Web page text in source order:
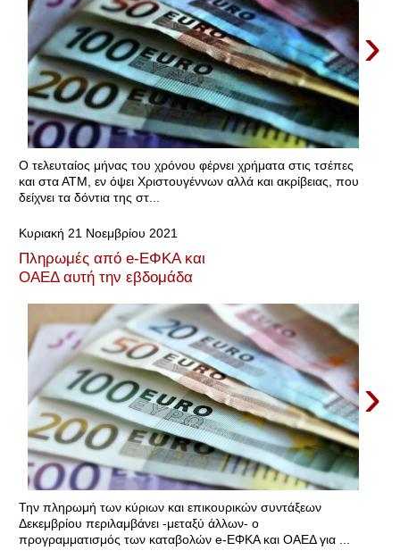
›
Ο τελευταίος μήνας του χρόνου φέρνει χρήματα στις τσέπες
και στα ΑΤΜ, εν όψει Χριστουγέννων αλλά και ακρίβειας, που
δείχνει τα δόντια της στ...
Κυριακή 21 Νοεμβρίου 2021
Πληρωμές από e-ΕΦΚΑ και
ΟΑΕΔ αυτή την εβδομάδα
›
Την πληρωμή των κύριων και επικουρικών συντάξεων
Δεκεμβρίου περιλαμβάνει -μεταξύ άλλων- ο
προγραμματισμός των καταβολών e-ΕΦΚΑ και ΟΑΕΔ για ...